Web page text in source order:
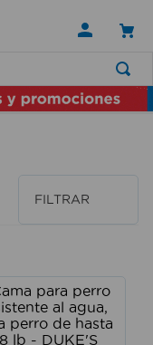
FILTRAR